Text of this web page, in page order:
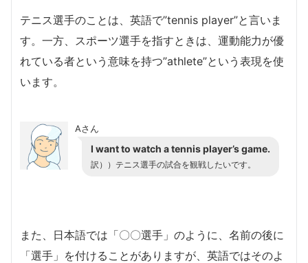
テニス選手のことは、英語で”tennis player”と言いま
す。一方、スポーツ選手を指すときは、運動能力が優
れている者という意味を持つ”athlete”という表現を使
います。
Aさん
I want to watch a tennis player’s game.
訳））テニス選手の試合を観戦したいです。
また、日本語では「〇〇選手」のように、名前の後に
「選手」を付けることがありますが、英語ではそのよ